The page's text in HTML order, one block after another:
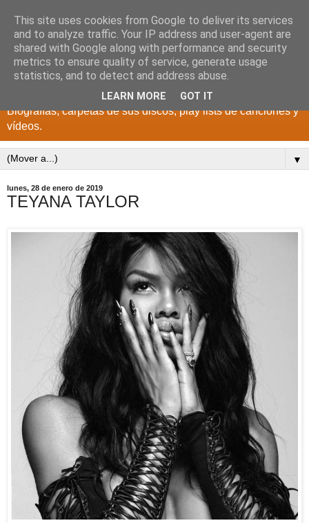
DISCOS PARA EL
RECUERDO
CANTANTES Y GRUPOS DE LOS AÑOS 1950 a 2022.
Biografías, carpetas de sus discos, play lists de canciones y
vídeos.
▼
lunes, 28 de enero de 2019
TEYANA TAYLOR
This site uses cookies from Google to deliver its services
and to analyze traffic. Your IP address and user-agent are
shared with Google along with performance and security
metrics to ensure quality of service, generate usage
statistics, and to detect and address abuse.
LEARN MORE GOT IT